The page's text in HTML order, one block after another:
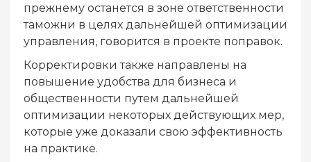
прежнему останется в зоне ответственности
таможни в целях дальнейшей оптимизации
управления, говорится в проекте поправок.
Корректировки также направлены на
повышение удобства для бизнеса и
общественности путем дальнейшей
оптимизации некоторых действующих мер,
которые уже доказали свою эффективность
на практике.